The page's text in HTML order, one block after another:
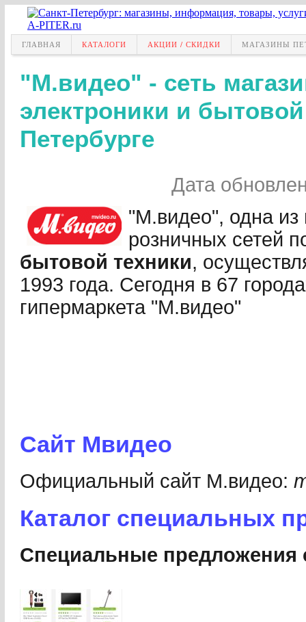
ГЛАВНАЯ КАТАЛОГИ АКЦИИ / СКИДКИ МАГАЗИНЫ
"М.видео" - сеть
электроники и
Петербурге
Дата
"М.видео", одна из
розничных сетей
бытовой техники,
1993 года. Сегодня в 67
гипермаркета "М.видео"
Сайт Мвидео
Официальный сайт М.видео:
Каталог специальных
Специальные предложения